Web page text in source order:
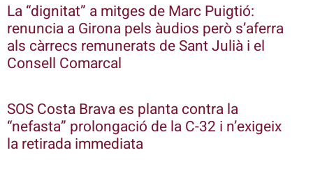
La “dignitat” a mitges de Marc Puigtió:
renuncia a Girona pels àudios però s’aferra
als càrrecs remunerats de Sant Julià i el
Consell Comarcal
SOS Costa Brava es planta contra la
“nefasta” prolongació de la C-32 i n’exigeix
la retirada immediata